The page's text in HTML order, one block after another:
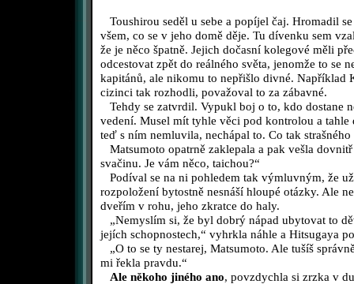
Toushirou seděl u sebe a popíjel čaj. Hromadil
všem, co se v jeho domě děje. Tu dívenku sem
že je něco špatně. Jejich dočasní kolegové měli
odcestovat zpět do reálného světa, jenomže to se
kapitánů, ale nikomu to nepřišlo divné. Například
cizinci tak rozhodli, považoval to za zábavné.
Tehdy se zatvrdil. Vypukl boj o to, kdo dostane
vedení. Musel mít tyhle věci pod kontrolou a tahle
teď s ním nemluvila, nechápal to. Co tak
Matsumoto opatrně zaklepala a pak vešla
svačinu. Je vám něco, taichou?“
Podíval se na ni pohledem tak výmluvným, že
rozpoložení bytostně nesnáší hloupé otázky. Ale
dveřím v rohu, jeho zkratce do haly.
„Nemyslím si, že byl dobrý nápad ubytovat to
jejích schopnostech,“ vyhrkla náhle a Hitsugaya
„O to se ty nestarej, Matsumoto. Ale tušíš
mi řekla pravdu.“
Ale někoho jiného ano, povzdychla si zrzka v